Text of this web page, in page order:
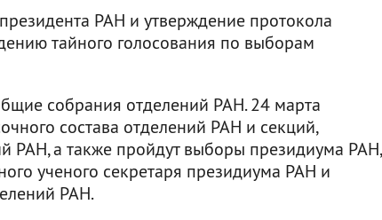
РАН и утверждение протокола
тайного голосования по выборам
собрания отделений РАН. 24 марта
состава отделений РАН и секций,
РАН, а также пройдут выборы президиума РАН,
ученого секретаря президиума РАН и
РАН.